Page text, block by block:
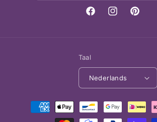
FacebookInstagramPinterest
Taal
Nederlands
Betaalmethoden